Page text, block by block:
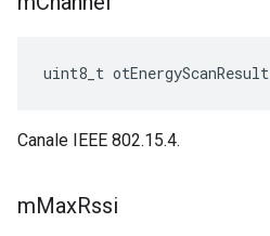
uint8_t otEnergyScanResult
Canale IEEE 802.15.4.
mMaxRssi